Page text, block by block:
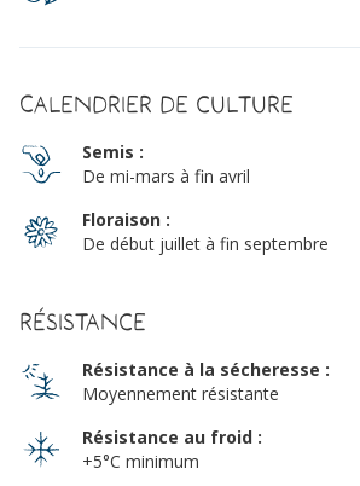
Calendrier de culture
Semis :
De mi-mars à fin avril
Floraison :
De début juillet à fin septembre
Résistance
Résistance à la sécheresse :
Moyennement résistante
Résistance au froid :
+5°C minimum